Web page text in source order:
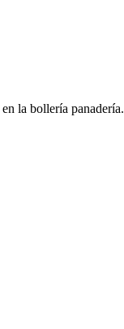
la bollería panadería.